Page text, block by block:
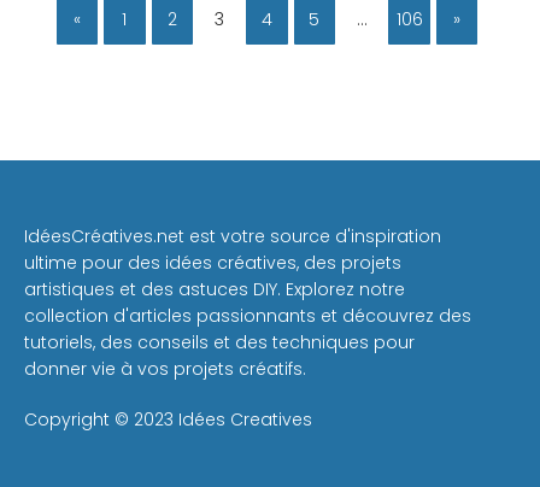
« 1 2 3 4 5 … 106 »
IdéesCréatives.net est votre source d'inspiration
ultime pour des idées créatives, des projets
artistiques et des astuces DIY. Explorez notre
collection d'articles passionnants et découvrez des
tutoriels, des conseils et des techniques pour
donner vie à vos projets créatifs.
Copyright © 2023 Idées Creatives